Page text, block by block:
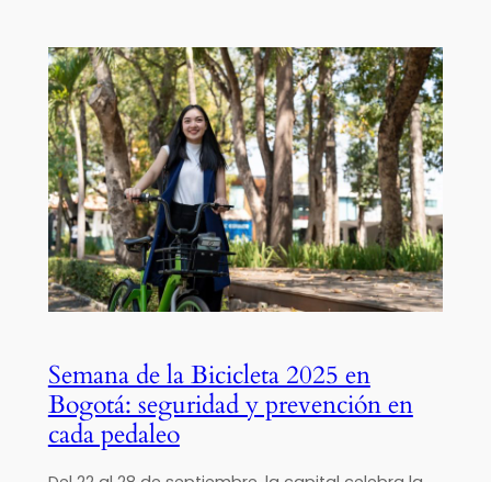
Semana de la Bicicleta 2025 en
Bogotá: seguridad y prevención en
cada pedaleo